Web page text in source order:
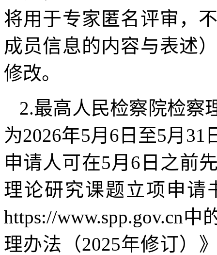
将用于专家匿名评审，
成员信息的内容与表述
修改。
2.最高人民检察院检察
为2026年5月6日至5月
申请人可在5月6日之前
理论研究课题立项申请
https://www.spp.gov.cn
理办法（2025年修订）